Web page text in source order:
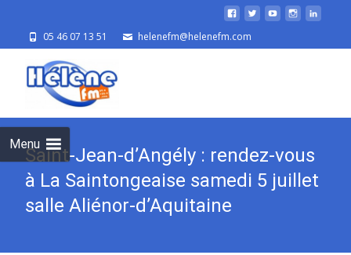
05 46 07 13 51 helenefm@helenefm.com
Menu
Saint-Jean-d’Angély : rendez-vous
à La Saintongeaise samedi 5 juillet
salle Aliénor-d’Aquitaine